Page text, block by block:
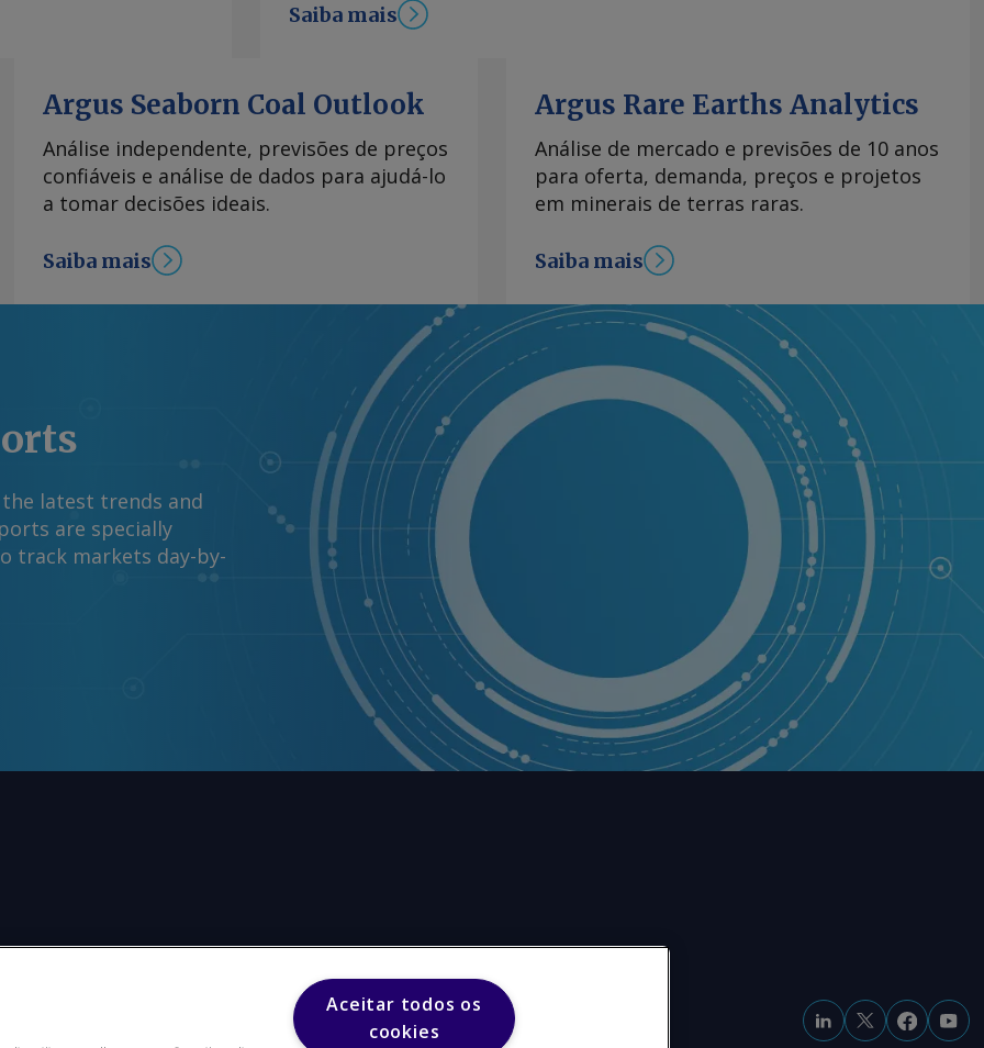
Vietnã, uma vez
um acordo
não ter razão
e o Vietnã são
um acordo porque
reposição à
Ross também
US Steel
Saiba mais
Argus Seaborn Coal Outlook
Análise independente, previsões de preços
confiáveis e análise de dados para ajudá-lo
a tomar decisões ideais.
Saiba mais
Argus Rare Earths Analytics
Análise de mercado e previsões de 10 anos
para oferta, demanda, preços e projetos
em minerais de terras raras.
Saiba mais
latest trends and
are specially
track markets day-by-
qualquer parte de seu conteúdo (incluindo, mas
de qualquer forma ou para qualquer finalidade sem o
Aceitar todos os
cookies